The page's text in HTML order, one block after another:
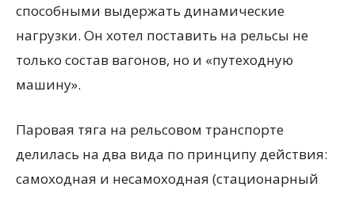
способными выдержать динамические
нагрузки. Он хотел поставить на рельсы не
только состав вагонов, но и «путеходную
машину».
Паровая тяга на рельсовом транспорте
делилась на два вида по принципу действия:
самоходная и несамоходная (стационарный